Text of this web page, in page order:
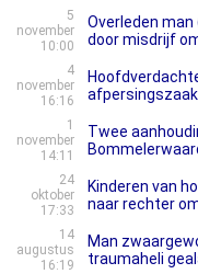
5
november
10:00
Overleden
door misdrijf
4
november
16:16
1
november
14:11
Twee
24
oktober
17:33
Kinderen van
naar rechter
14
augustus
16:19
Man
traumaheli